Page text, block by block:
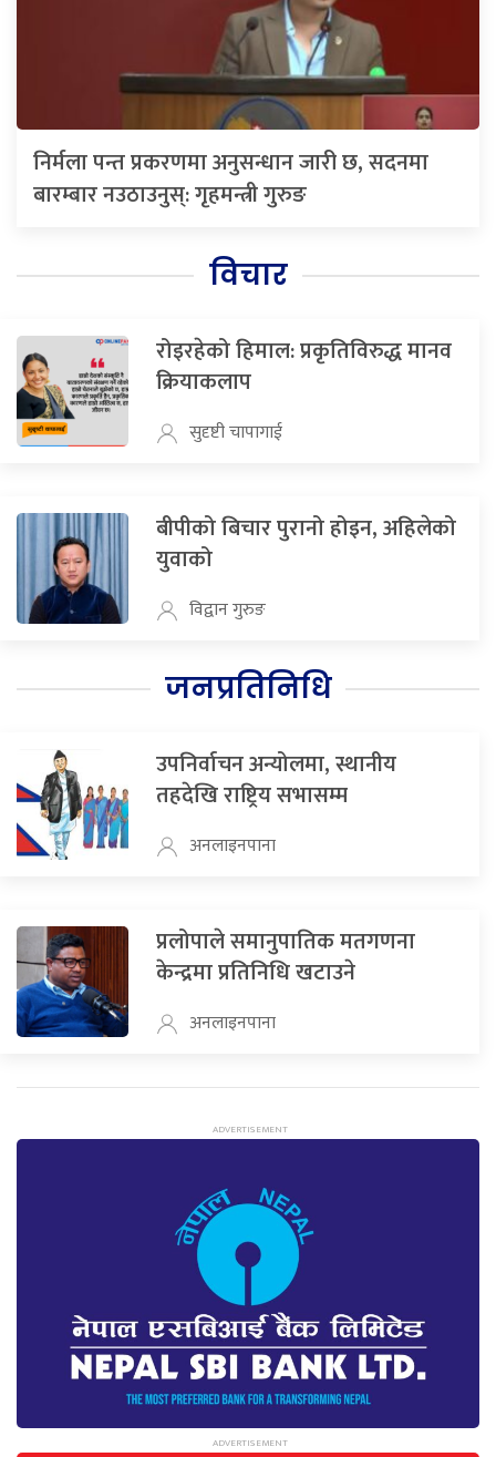
निर्मला पन्त प्रकरणमा अनुसन्धान जारी छ, सदनमा
बारम्बार नउठाउनुस्: गृहमन्त्री गुरुङ
विचार
रोइरहेको हिमाल: प्रकृतिविरुद्ध मानव
क्रियाकलाप
सुदृष्टी चापागाई
बीपीको बिचार पुरानो होइन, अहिलेको
युवाको
विद्वान गुरुङ
जनप्रतिनिधि
उपनिर्वाचन अन्योलमा, स्थानीय
तहदेखि राष्ट्रिय सभासम्म
अनलाइनपाना
प्रलोपाले समानुपातिक मतगणना
केन्द्रमा प्रतिनिधि खटाउने
अनलाइनपाना